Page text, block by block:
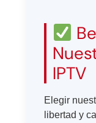
IPTV
Elegir
libertad y